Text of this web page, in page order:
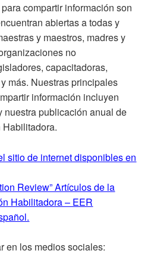
compartir información son
abiertas a todas y
y maestros, madres y
no
capacitadoras,
más. Nuestras principales
información incluyen
nuestra publicación anual de
sitio de internet disponibles en
Review” Artículos de la
Habilitadora – EER
en los medios sociales: